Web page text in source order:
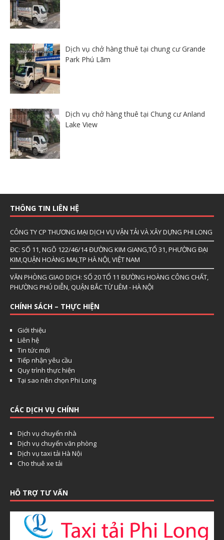
Dịch vụ chở hàng thuê tại chung cư Grande
Park Phú Lãm
Dịch vụ chở hàng thuê tại Chung cư Anland
Lake View
THÔNG TIN LIÊN HỆ
CÔNG TY CP THƯƠNG MẠI DỊCH VỤ VẬN TẢI VÀ XÂY DỰNG PHI LONG
ĐC: SỐ 11, NGÕ 122/46/14 ĐƯỜNG KIM GIANG,TỔ 31, PHƯỜNG ĐẠI
KIM,QUẬN HOÀNG MAI,TP HÀ NỘI, VIỆT NAM
VĂN PHÒNG GIAO DỊCH: SỐ 20 TỔ 11 ĐƯỜNG HOÀNG CÔNG CHẤT,
PHƯỜNG PHÚ DIỄN, QUẬN BẮC TỪ LIÊM - HÀ NỘI
CHÍNH SÁCH – THỰC HIỆN
Giới thiệu
Liên hệ
Tin tức mới
Tiếp nhận yêu cầu
Quy trình thực hiện
Tại sao nên chọn Phi Long
CÁC DỊCH VỤ CHÍNH
Dịch vụ chuyển nhà
Dịch vụ chuyển văn phòng
Dịch vụ taxi tải Hà Nội
Cho thuê xe tải
HỖ TRỢ TƯ VẤN